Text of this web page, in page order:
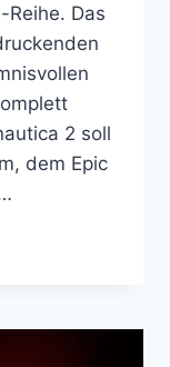
Reihe. Das
2 soll
dem Epic